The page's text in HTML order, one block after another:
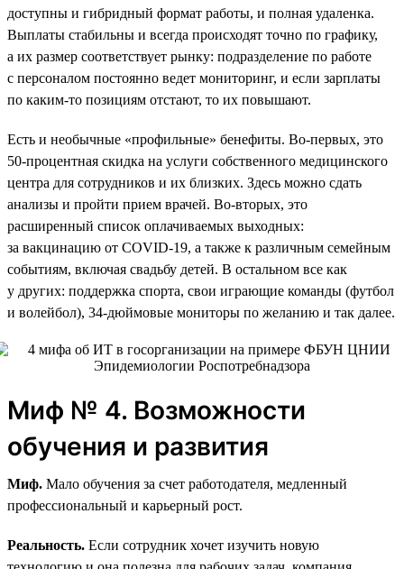
доступны и гибридный формат работы, и полная удаленка.
Выплаты стабильны и всегда происходят точно по графику,
а их размер соответствует рынку: подразделение по работе
с персоналом постоянно ведет мониторинг, и если зарплаты
по каким-то позициям отстают, то их повышают.
Есть и необычные «профильные» бенефиты. Во-первых, это
50‑процентная скидка на услуги собственного медицинского
центра для сотрудников и их близких. Здесь можно сдать
анализы и пройти прием врачей. Во-вторых, это
расширенный список оплачиваемых выходных:
за вакцинацию от COVID-19, а также к различным семейным
событиям, включая свадьбу детей. В остальном все как
у других: поддержка спорта, свои играющие команды (футбол
и волейбол), 34‑дюймовые мониторы по желанию и так далее.
Миф № 4. Возможности
обучения и развития
Миф. Мало обучения за счет работодателя, медленный
профессиональный и карьерный рост.
Реальность. Если сотрудник хочет изучить новую